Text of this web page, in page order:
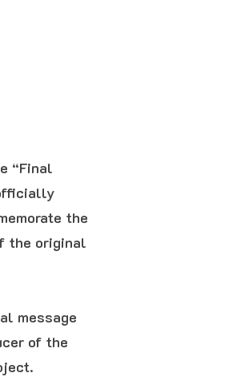
“Final
the
the original
message
of the